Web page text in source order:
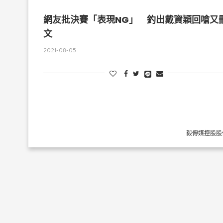
網友批決賽「表現NG」 釣出戴資穎回嗆又
文
2021-08-05
毅傳媒控股